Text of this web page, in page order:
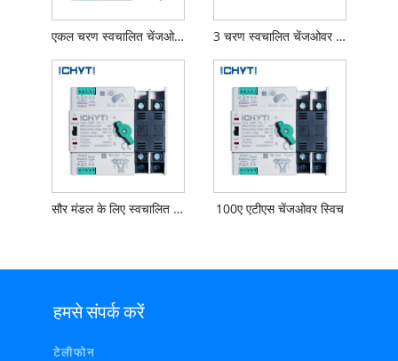
एकल चरण स्वचालित चेंजओवर स्विच 3 चरण स्वचालित चेंजओवर स्विच
सौर मंडल के लिए स्वचालित चेंजओवर स्विच 100ए एटीएस चेंजओवर स्विच
हमसे संपर्क करें
टेलीफोन